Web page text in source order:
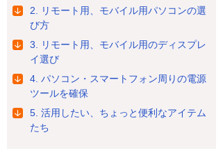
2. リモート用、モバイル用パソコンの選
び方
3. リモート用、モバイル用のディスプレ
イ選び
4. パソコン・スマートフォン周りの電源
ツールを確保
5. 活用したい、ちょっと便利なアイテム
たち